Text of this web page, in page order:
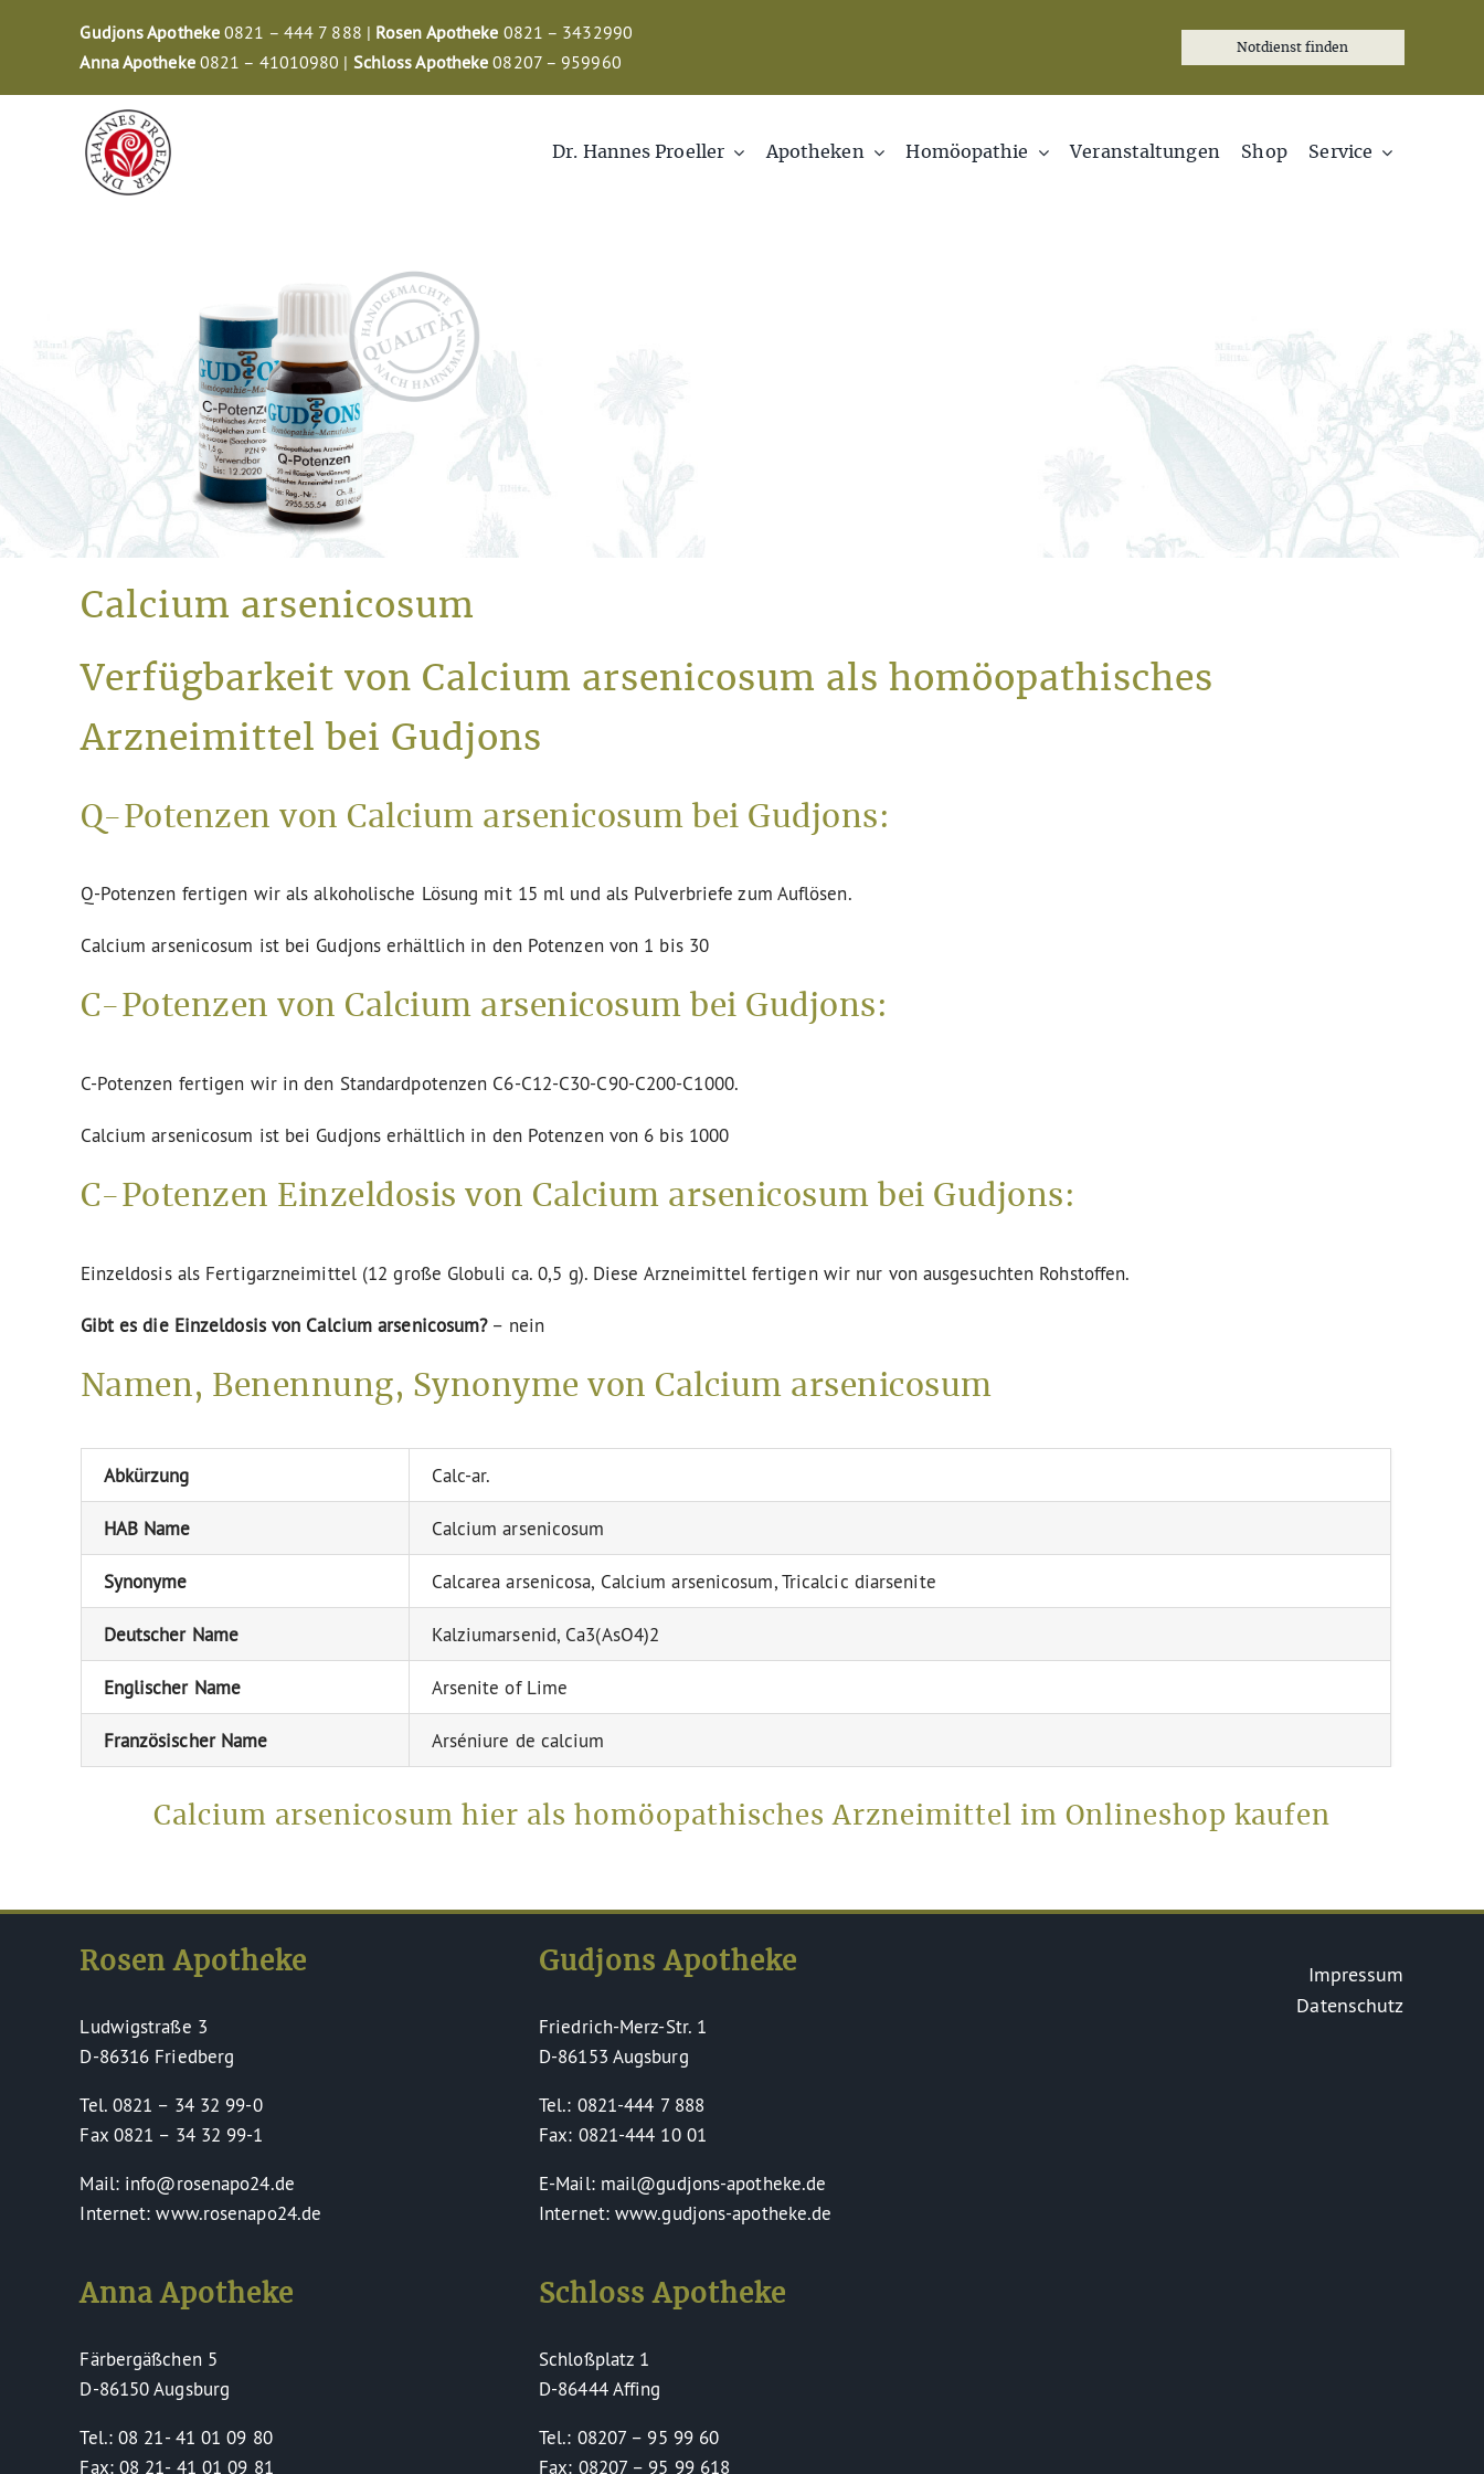
Gudjons Apotheke 0821 – 444 7 888 | Rosen Apotheke 0821 – 3432990
Anna Apotheke0821 – 41010980 | Schloss Apotheke 08207 – 959960
Notdienst finden
Dr. Hannes Proeller Apotheken Homöopathie Veranstaltungen Shop Service
Calcium arsenicosum
Verfügbarkeit von Calcium arsenicosum als homöopathisches
Arzneimittel bei Gudjons
Q-Potenzen von Calcium arsenicosum bei Gudjons:
Q-Potenzen fertigen wir als alkoholische Lösung mit 15 ml und als Pulverbriefe zum Auflösen.
Calcium arsenicosum ist bei Gudjons erhältlich in den Potenzen von 1 bis 30
C-Potenzen von Calcium arsenicosum bei Gudjons:
C-Potenzen fertigen wir in den Standardpotenzen C6-C12-C30-C90-C200-C1000.
Calcium arsenicosum ist bei Gudjons erhältlich in den Potenzen von 6 bis 1000
C-Potenzen Einzeldosis von Calcium arsenicosum bei Gudjons:
Einzeldosis als Fertigarzneimittel (12 große Globuli ca. 0,5 g). Diese Arzneimittel fertigen wir nur von ausgesuchten Rohstoffen.
Gibt es die Einzeldosis von Calcium arsenicosum?– nein
Namen, Benennung, Synonyme von Calcium arsenicosum
Abkürzung Calc-ar.
HAB Name Calcium arsenicosum
Synonyme Calcarea arsenicosa, Calcium arsenicosum, Tricalcic diarsenite
Deutscher Name Kalziumarsenid, Ca3(AsO4)2
Englischer Name Arsenite of Lime
Französischer Name Arséniure de calcium
Calcium arsenicosum hier als homöopathisches Arzneimittel im Onlineshop kaufen
Rosen Apotheke
Ludwigstraße 3
D-86316 Friedberg
Tel. 0821 – 34 32 99-0
Fax 0821 – 34 32 99-1
Mail: info@rosenapo24.de
Internet: www.rosenapo24.de
Anna Apotheke
Färbergäßchen 5
D-86150 Augsburg
Tel.: 08 21- 41 01 09 80
Fax: 08 21- 41 01 09 81
Gudjons Apotheke
Friedrich-Merz-Str. 1
D-86153 Augsburg
Tel.: 0821-444 7 888
Fax: 0821-444 10 01
E-Mail: mail@gudjons-apotheke.de
Internet: www.gudjons-apotheke.de
Schloss Apotheke
Schloßplatz 1
D-86444 Affing
Tel.: 08207 – 95 99 60
Fax: 08207 – 95 99 618
Impressum
Datenschutz